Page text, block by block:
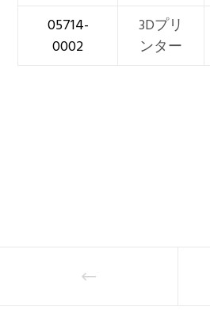
05714-
0002
3Dプリ
ンター